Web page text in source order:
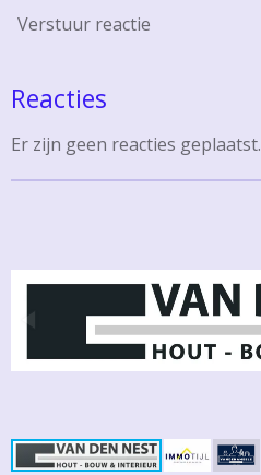
Verstuur reactie
Reacties
Er zijn geen reacties geplaatst.